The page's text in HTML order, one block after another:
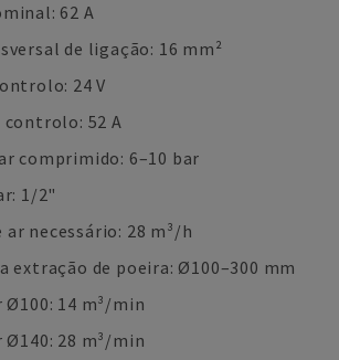
62 A
de ligação: 16 mm²
24 V
controlo: 52 A
comprimido: 6–10 bar
1/2"
ar necessário: 28 m³/h
extração de poeira: Ø100–300 mm
Ø100: 14 m³/min
Ø140: 28 m³/min